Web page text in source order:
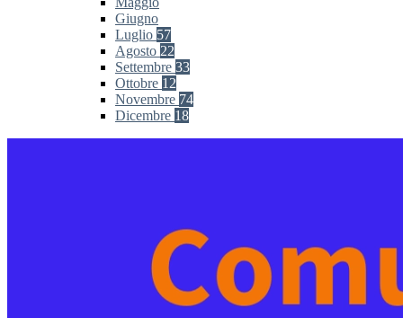
Giugno
Luglio 57
Agosto 22
Settembre 33
Ottobre 12
Novembre 74
Dicembre 18